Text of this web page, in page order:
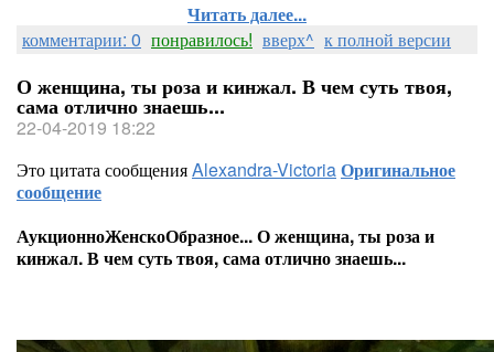
Читать далее...
комментарии: 0 понравилось! вверх^ к полной версии
О женщина, ты роза и кинжал. В чем суть твоя,
сама отлично знаешь...
22-04-2019 18:22
Это цитата сообщенияAlexandra-VictoriaОригинальное
сообщение
АукционноЖенскоОбразное... О женщина, ты роза и
кинжал. В чем суть твоя, сама отлично знаешь...